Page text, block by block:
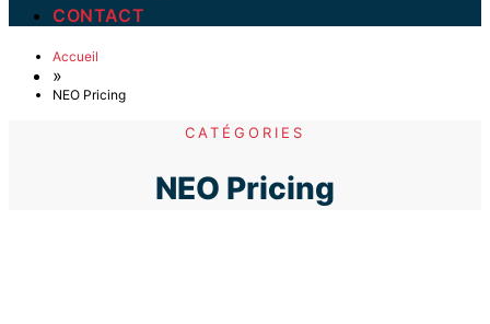
CONTACT
Accueil
»
NEO Pricing
CATÉGORIES
NEO Pricing